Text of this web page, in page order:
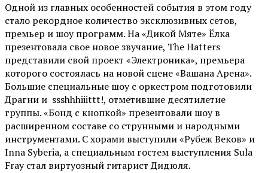
Одной из главных особенностей события в этом году
стало рекордное количество эксклюзивных сетов,
премьер и шоу программ. На «Дикой Мяте» Ёлка
презентовала свое новое звучание, The Hatters
представили свой проект «Электроника», премьера
которого состоялась на новой сцене «Вашана Арена».
Большие специальные шоу с оркестром подготовили
Драгни и ssshhhiiittt!, отметившие десятилетие
группы. «Бонд с кнопкой» презентовали шоу в
расширенном составе со струнными и народными
инструментами. С хорами выступили «Рубеж Веков» и
Inna Syberia, а специальным гостем выступления Sula
Fray стал виртуозный гитарист Дидюля.